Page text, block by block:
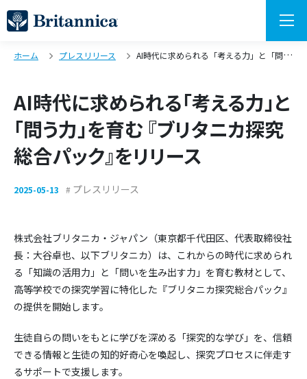
ホーム プレスリリース AI時代に求められる「考える力」と「問う力」を育む 『ブリタニカ探究総合パック』をリリース
AI時代に求められる「考える力」と
「問う力」を育む 『ブリタニカ探究
総合パック』をリリース
2025-05-13 プレスリリース
株式会社ブリタニカ・ジャパン（東京都千代田区、代表取締役社
長：大谷卓也、以下ブリタニカ）は、これからの時代に求められ
る「知識の活用力」と「問いを生み出す力」を育む教材として、
高等学校での探究学習に特化した『ブリタニカ探究総合パック』
の提供を開始します。
生徒自らの問いをもとに学びを深める「探究的な学び」を、信頼
できる情報と生徒の知的好奇心を喚起し、探究プロセスに伴走す
るサポートで支援します。